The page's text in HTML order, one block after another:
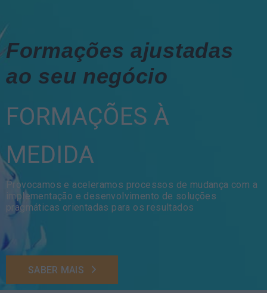
Formações ajustadas
ao seu negócio
FORMAÇÕES À
MEDIDA
Provocamos e aceleramos processos de mudança com a
implementação e desenvolvimento de soluções
pragmáticas orientadas para os resultados
SABER MAIS